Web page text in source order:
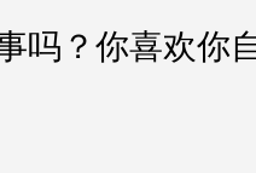
吗？你喜欢你